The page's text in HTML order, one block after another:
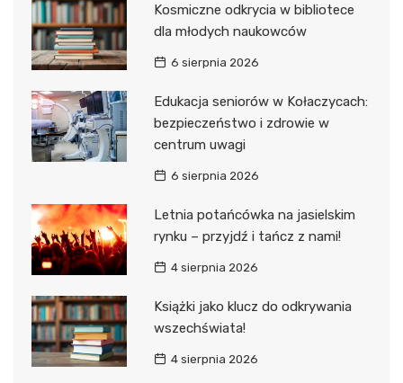
Kosmiczne odkrycia w bibliotece
dla młodych naukowców
6 sierpnia 2026
Edukacja seniorów w Kołaczycach:
bezpieczeństwo i zdrowie w
centrum uwagi
6 sierpnia 2026
Letnia potańcówka na jasielskim
rynku – przyjdź i tańcz z nami!
4 sierpnia 2026
Książki jako klucz do odkrywania
wszechświata!
4 sierpnia 2026